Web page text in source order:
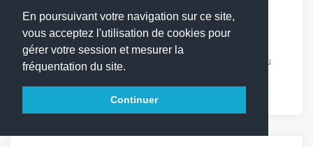
En poursuivant votre navigation sur ce site,
vous acceptez l'utilisation de cookies pour
gérer votre session et mesurer la
fréquentation du site.
Continuer
DÉFI LECTURE : LES MOTS EN COMPÉTITION
Vendredi 17 avril, les élèves du cycle 3 ont relevé
avec enthousiasme le 1er défi lecture du LFCDG. Au